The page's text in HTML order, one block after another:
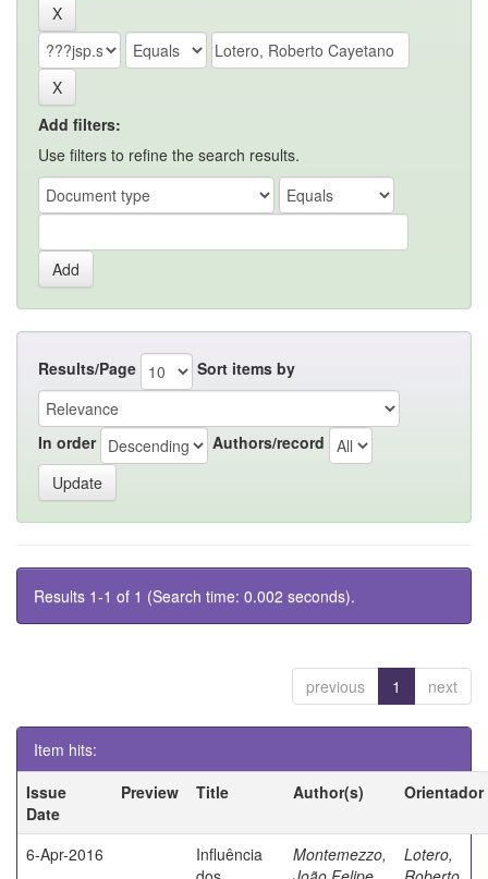
Add filters:
Use filters to refine the search results.
Results/Page Sort items by
In order Authors/record
Results 1-1 of 1 (Search time: 0.002 seconds).
previous 1 next
Item hits:
Issue
Date
Preview Title Author(s) Orientador
6-Apr-2016
Influência
Montemezzo,
Lotero,